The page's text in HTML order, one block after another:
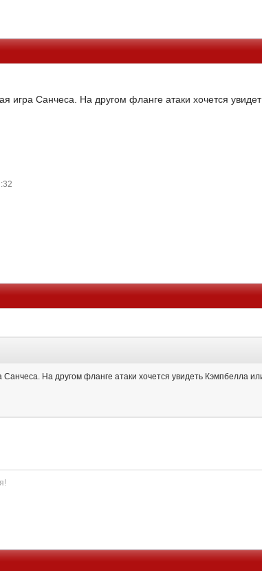
игра Санчеса. На другом фланге атаки хочется
На другом фланге атаки хочется увидеть Кэмпбелла